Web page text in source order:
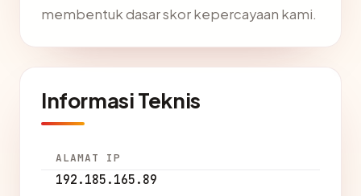
membentuk dasar skor kepercayaan kami.
Informasi Teknis
ALAMAT IP
192.185.165.89